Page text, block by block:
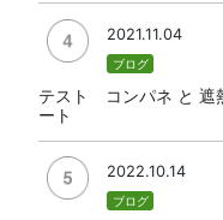
2021.11.04
ブログ
テスト コンパネ と 遮
ート
2022.10.14
ブログ